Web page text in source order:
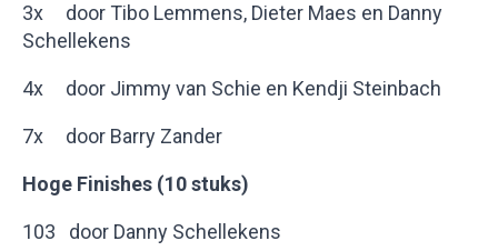
3x door Tibo Lemmens, Dieter Maes en Danny
Schellekens
4x door Jimmy van Schie en Kendji Steinbach
7x door Barry Zander
Hoge Finishes (10 stuks)
103 door Danny Schellekens